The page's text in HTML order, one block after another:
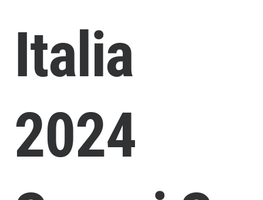
Italia
2024